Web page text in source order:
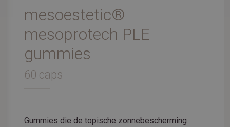
mesoestetic®
mesoprotech PLE
gummies
60 caps
Gummies die de topische zonnebescherming